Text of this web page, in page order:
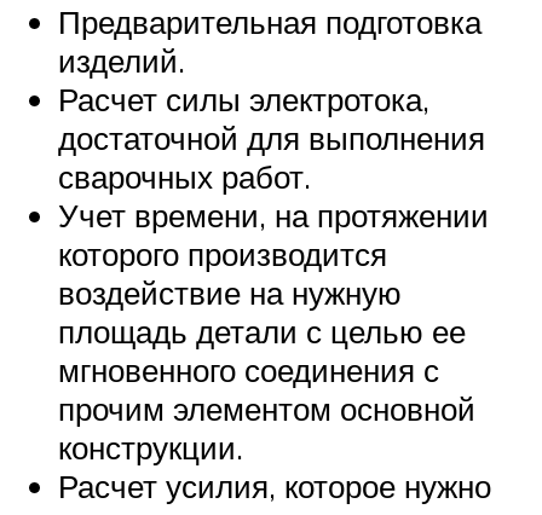
Предварительная подготовка
изделий.
Расчет силы электротока,
достаточной для выполнения
сварочных работ.
Учет времени, на протяжении
которого производится
воздействие на нужную
площадь детали с целью ее
мгновенного соединения с
прочим элементом основной
конструкции.
Расчет усилия, которое нужно